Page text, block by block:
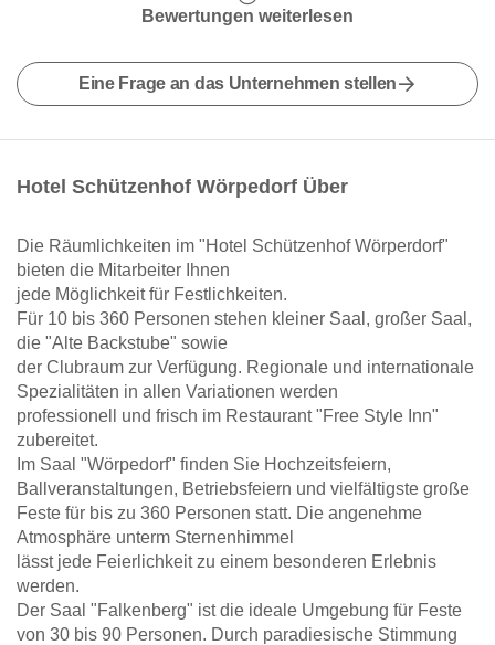
Bewertungen weiterlesen
Eine Frage an das Unternehmen stellen
Hotel Schützenhof Wörpedorf Über
Die Räumlichkeiten im "Hotel Schützenhof Wörperdorf"
bieten die Mitarbeiter Ihnen
jede Möglichkeit für Festlichkeiten.
Für 10 bis 360 Personen stehen kleiner Saal, großer Saal,
die "Alte Backstube" sowie
der Clubraum zur Verfügung. Regionale und internationale
Spezialitäten in allen Variationen werden
professionell und frisch im Restaurant "Free Style Inn"
zubereitet.
Im Saal "Wörpedorf" finden Sie Hochzeitsfeiern,
Ballveranstaltungen, Betriebsfeiern und vielfältigste große
Feste für bis zu 360 Personen statt. Die angenehme
Atmosphäre unterm Sternenhimmel
lässt jede Feierlichkeit zu einem besonderen Erlebnis
werden.
Der Saal "Falkenberg" ist die ideale Umgebung für Feste
von 30 bis 90 Personen. Durch paradiesische Stimmung